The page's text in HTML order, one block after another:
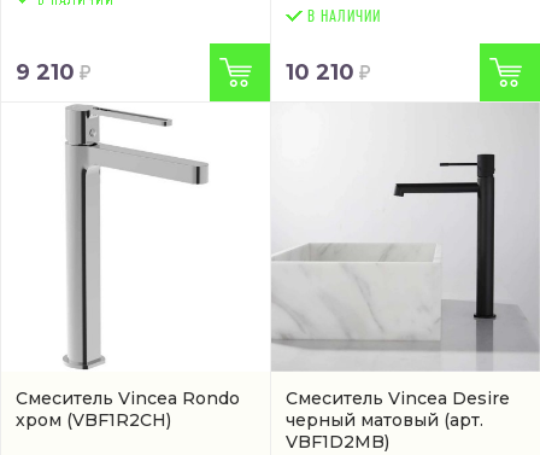
9 210
В НАЛИЧИИ
10 210
Смеситель Vincea Rondo
хром (VBF1R2CH)
Смеситель Vincea Desire
черный матовый (арт.
VBF1D2MB)